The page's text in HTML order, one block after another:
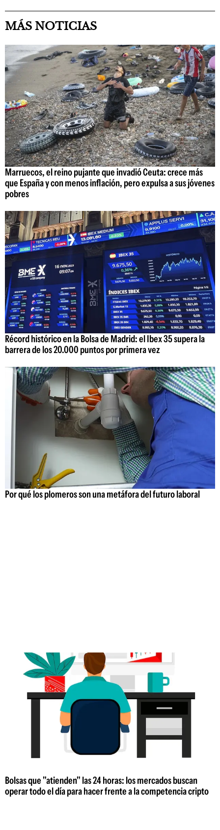
MÁS NOTICIAS
Marruecos, el reino pujante que invadió Ceuta: crece más
que España y con menos inflación, pero expulsa a sus jóvenes
pobres
Récord histórico en la Bolsa de Madrid: el Ibex 35 supera la
barrera de los 20.000 puntos por primera vez
Por qué los plomeros son una metáfora del futuro laboral
Bolsas que "atienden" las 24 horas: los mercados buscan
operar todo el día para hacer frente a la competencia cripto